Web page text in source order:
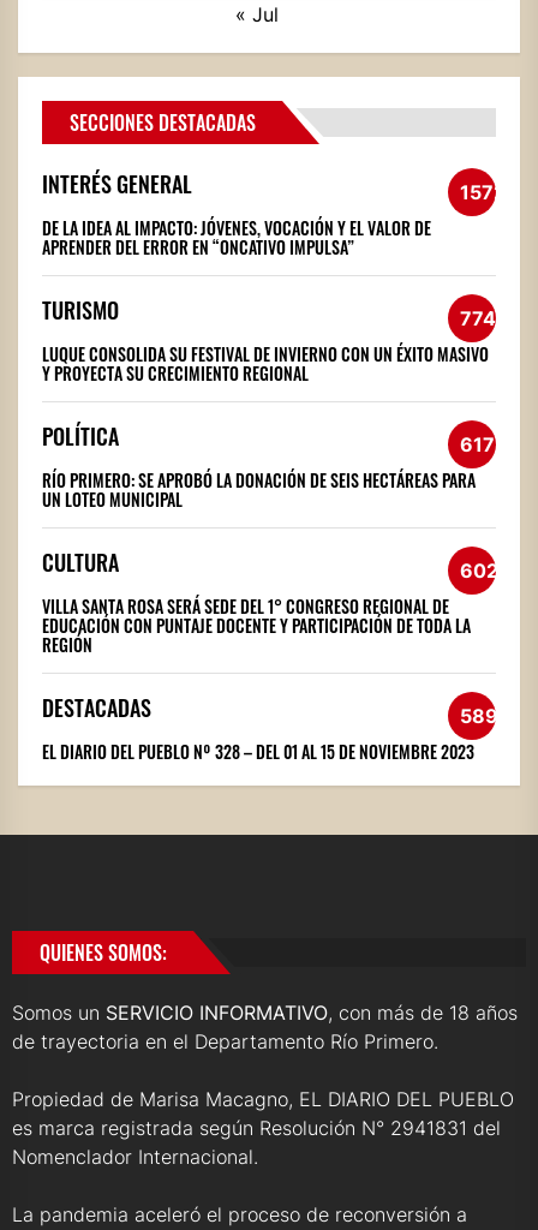
« Jul
SECCIONES DESTACADAS
INTERÉS GENERAL 1572
DE LA IDEA AL IMPACTO: JÓVENES, VOCACIÓN Y EL VALOR DE
APRENDER DEL ERROR EN “ONCATIVO IMPULSA”
TURISMO 774
LUQUE CONSOLIDA SU FESTIVAL DE INVIERNO CON UN ÉXITO MASIVO
Y PROYECTA SU CRECIMIENTO REGIONAL
POLÍTICA 617
RÍO PRIMERO: SE APROBÓ LA DONACIÓN DE SEIS HECTÁREAS PARA
UN LOTEO MUNICIPAL
CULTURA 602
VILLA SANTA ROSA SERÁ SEDE DEL 1° CONGRESO REGIONAL DE
EDUCACIÓN CON PUNTAJE DOCENTE Y PARTICIPACIÓN DE TODA LA
REGIÓN
DESTACADAS 589
EL DIARIO DEL PUEBLO Nº 328 – DEL 01 AL 15 DE NOVIEMBRE 2023
QUIENES SOMOS:
Somos un SERVICIO INFORMATIVO, con más de 18 años
de trayectoria en el Departamento Río Primero.
Propiedad de Marisa Macagno, EL DIARIO DEL PUEBLO
es marca registrada según Resolución N° 2941831 del
Nomenclador Internacional.
La pandemia aceleró el proceso de reconversión a